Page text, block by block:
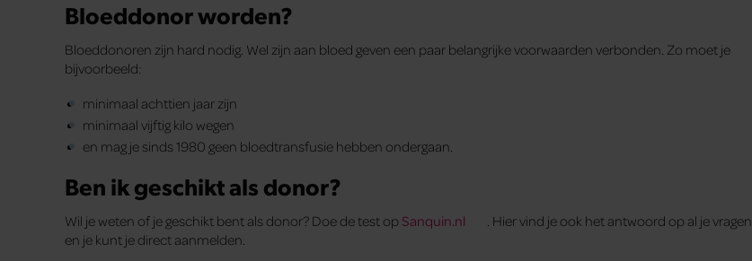
Bloeddonor worden?
Bloeddonoren zijn hard nodig. Wel zijn aan bloed geven een paar belangrijke voorwaarden verbonden. Zo moet je
bijvoorbeeld:
minimaal achttien jaar zijn
minimaal vijftig kilo wegen
en mag je sinds 1980 geen bloedtransfusie hebben ondergaan.
Ben ik geschikt als donor?
Wil je weten of je geschikt bent als donor? Doe de test op Sanquin.nl
. Hier vind je ook het antwoord op al je vragen,
en je kunt je direct aanmelden.